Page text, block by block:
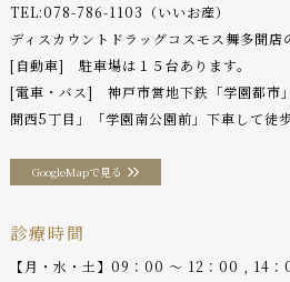
TEL:078-786-1103 （いいお産）
ディスカウントドラッグコスモス舞多聞店
[自動車] 駐車場は１５台あります。
[電車・バス] 神戸市営地下鉄「学園都市
聞西5丁目」「学園南公園前」下車して徒
GoogleMapで見る
診療時間
【月・水・土】09：00 〜 12：00 , 14